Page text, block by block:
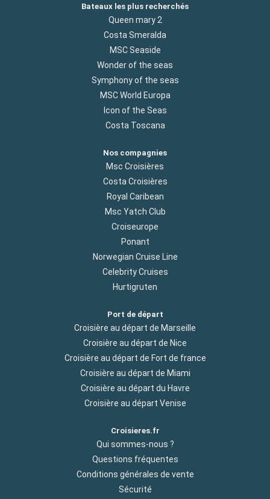
Bateaux les plus recherchés
Queen mary 2
Costa Smeralda
MSC Seaside
Wonder of the seas
Symphony of the seas
MSC World Europa
Icon of the Seas
Costa Toscana
Nos compagnies
Msc Croisières
Costa Croisières
Royal Caribean
Msc Yatch Club
Croiseurope
Ponant
Norwegian Cruise Line
Celebrity Cruises
Hurtigruten
Port de départ
Croisière au départ de Marseille
Croisière au départ de Nice
Croisière au départ de Fort de france
Croisière au départ de Miami
Croisière au départ du Havre
Croisière au départ Venise
Croisieres.fr
Qui sommes-nous ?
Questions fréquentes
Conditions générales de vente
Sécurité